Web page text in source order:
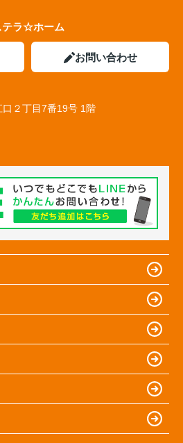
テラ☆ホーム
お問い合わせ
２丁目7番19号 1階